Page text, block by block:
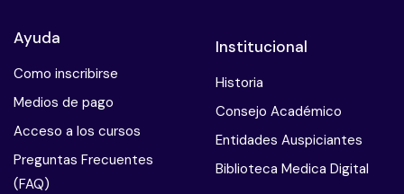
Infección Capacidad antiséptica – Humedad –
Bordes
Ataque de Pie Diabético Neuropático, Isquémico,
Infectado
Ayuda
Como inscribirse
Medios de pago
Acceso a los cursos
Preguntas Frecuentes
(FAQ)
Institucional
Historia
Consejo Académico
Entidades Auspiciantes
Biblioteca Medica Digital